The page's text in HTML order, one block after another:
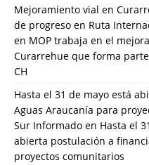
Mejoramiento vial en
de progreso en Ruta
en MOP trabaja en el
Curarrehue que forma
CH
Hasta el 31 de mayo está
Aguas Araucanía para
Sur Informado en Hasta el
abierta postulación a
proyectos comunitarios